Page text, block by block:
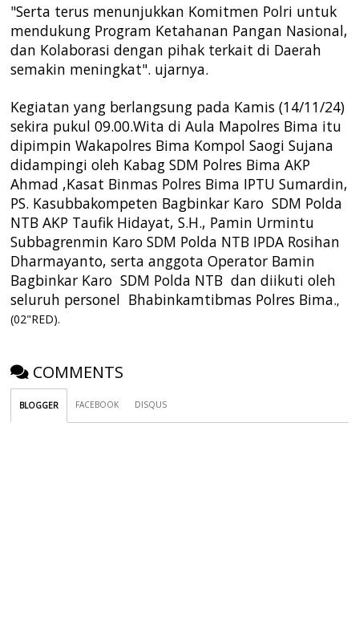
"Serta terus menunjukkan Komitmen Polri untuk
mendukung Program Ketahanan Pangan Nasional,
dan Kolaborasi dengan pihak terkait di Daerah
semakin meningkat". ujarnya.
Kegiatan yang berlangsung pada Kamis (14/11/24)
sekira pukul 09.00.Wita di Aula Mapolres Bima itu
dipimpin Wakapolres Bima Kompol Saogi Sujana
didampingi oleh Kabag SDM Polres Bima AKP
Ahmad ,Kasat Binmas Polres Bima IPTU Sumardin,
PS. Kasubbakompeten Bagbinkar Karo SDM Polda
NTB AKP Taufik Hidayat, S.H., Pamin Urmintu
Subbagrenmin Karo SDM Polda NTB IPDA Rosihan
Dharmayanto, serta anggota Operator Bamin
Bagbinkar Karo SDM Polda NTB dan diikuti oleh
seluruh personel Bhabinkamtibmas Polres Bima.,
(02"RED).
COMMENTS
BLOGGER FACEBOOK DISQUS